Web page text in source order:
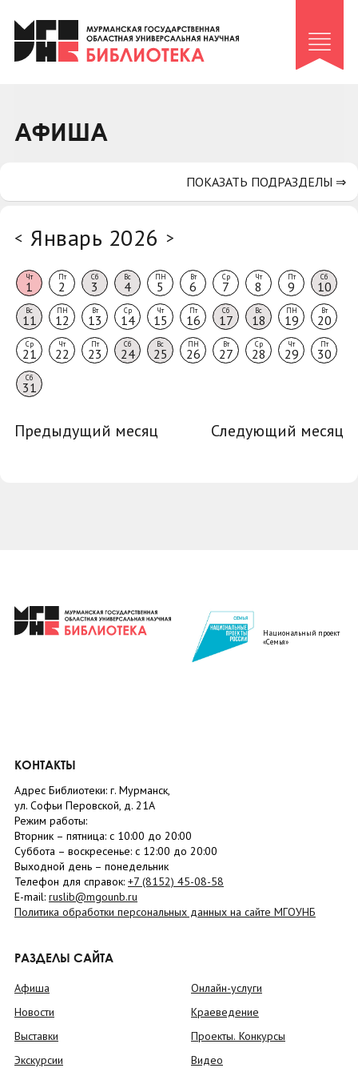
Клуб «Гиря и сельдерей»
Клуб «Семейный архив»
Коллегам
АФИША
< Январь 2026 >
Чт
1
Пт
2
Сб
3
Вс
4
ПН
5
Вт
6
Ср
7
Чт
8
Пт
9
Сб
10
Вс
11
ПН
12
Вт
13
Ср
14
Чт
15
Пт
16
Сб
17
Вс
18
ПН
19
Вт
20
Ср
21
Чт
22
Пт
23
Сб
24
Вс
25
ПН
26
Вт
27
Ср
28
Чт
29
Пт
30
Сб
31
Предыдущий месяц Следующий месяц
ПОКАЗАТЬ ПОДРАЗДЕЛЫ ⇒
Национальный проект
«Семья»
КОНТАКТЫ
Адрес Библиотеки: г. Мурманск,
ул. Софьи Перовской, д. 21А
Режим работы:
Вторник – пятница: с 10:00 до 20:00
Суббота – воскресенье: c 12:00 до 20:00
Выходной день – понедельник
Телефон для справок: +7 (8152) 45-08-58
E-mail: ruslib@mgounb.ru
Политика обработки персональных данных на сайте МГОУНБ
РАЗДЕЛЫ САЙТА
Афиша
Новости
Выставки
Экскурсии
Онлайн-услуги
Краеведение
Проекты. Конкурсы
Видео